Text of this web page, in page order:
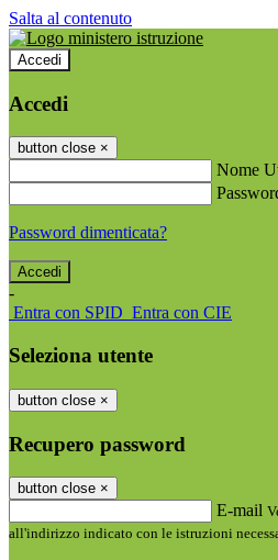
Salta al contenuto
Accedi
Accedi
button close ×
Nome
Password dimenticata?
-
Entra con SPID Entra con CIE
Seleziona utente
button close ×
Recupero password
button close ×
E-mail
all'indirizzo indicato con le istruzioni